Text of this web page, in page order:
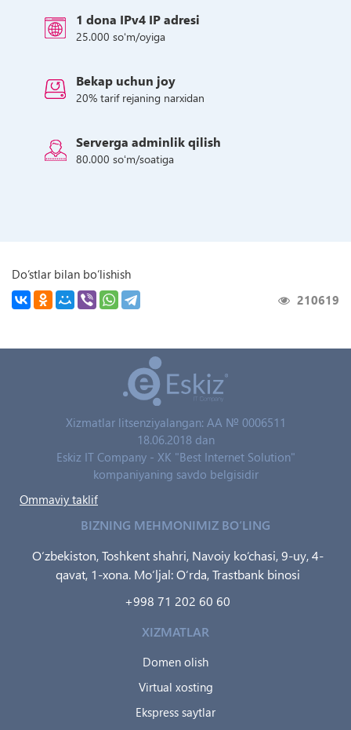
1 dona IPv4 IP adresi
25.000 soʻm/oyiga
Bekap uchun joy
20% tarif rejaning narxidan
Serverga adminlik qilish
80.000 soʻm/soatiga
Do‘stlar bilan bo‘lishish
210619
Xizmatlar litsenziyalangan: AA № 0006511
18.06.2018 dan
Eskiz IT Company - XK "Best Internet Solution"
kompaniyaning savdo belgisidir
Ommaviy taklif
BIZNING MEHMONIMIZ BO‘LING
O‘zbekiston, Toshkent shahri, Navoiy ko‘chasi, 9-uy, 4-
qavat, 1-xona. Mo‘ljal: O‘rda, Trastbank binosi
+998 71 202 60 60
XIZMATLAR
Domen olish
Virtual xosting
Ekspress saytlar